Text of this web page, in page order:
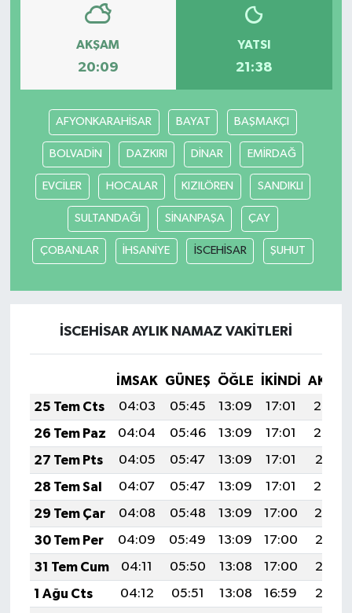
AKŞAM
20:09
YATSI
21:38
AFYONKARAHİSAR BAYAT BAŞMAKÇI
BOLVADİN DAZKIRI DİNAR EMİRDAĞ
EVCİLER HOCALAR KIZILÖREN SANDIKLI
SULTANDAĞI SİNANPAŞA ÇAY
ÇOBANLAR İHSANİYE İSCEHİSAR ŞUHUT
İSCEHİSAR AYLIK NAMAZ VAKITLERI
İMSAK GÜNEŞ ÖĞLE İKINDI
25 Tem Cts
04:03 05:45 13:09 17:01
20:22
26 Tem Paz
04:04 05:46 13:09 17:01
20:22
27 Tem Pts
04:05 05:47 13:09 17:01
20:21
28 Tem Sal
04:07 05:47 13:09 17:01
20:20
29 Tem Çar
04:08 05:48 13:09 17:00
20:19
30 Tem Per
04:09 05:49 13:09 17:00
20:18
31 Tem Cum
04:11 05:50 13:08 17:00
20:17
1 Ağu Cts
04:12 05:51 13:08 16:59
20:16